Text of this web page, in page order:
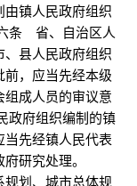
镇人民政府组织
条 省、自治区人
县人民政府组织
，应当先经本级
成人员的审议意
府组织编制的镇
先经镇人民代表
政府研究处理。
划、城市总体规